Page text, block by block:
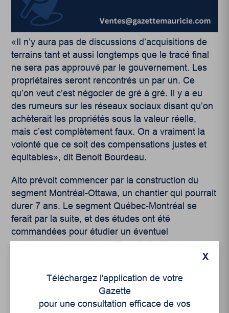
«Il n’y aura pas de discussions d’acquisitions de
terrains tant et aussi longtemps que le tracé final
ne sera pas approuvé par le gouvernement. Les
propriétaires seront rencontrés un par un. Ce
qu’on veut c’est négocier de gré à gré. Il y a eu
des rumeurs sur les réseaux sociaux disant qu’on
achèterait les propriétés sous la valeur réelle,
mais c’est complètement faux. On a vraiment la
volonté que ce soit des compensations justes et
équitables», dit Benoit Bourdeau.
Alto prévoit commencer par la construction du
segment Montréal-Ottawa, un chantier qui pourrait
durer 7 ans. Le segment Québec-Montréal se
ferait par la suite, et des études ont été
commandées pour étudier un éventuel
prolongement du train de Toronto à Windsor.
X
Téléchargez l'application de votre
Gazette
pour une consultation efficace de vos